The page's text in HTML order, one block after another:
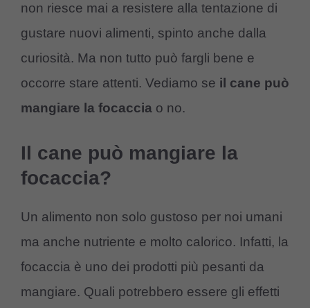
non riesce mai a resistere alla tentazione di
gustare nuovi alimenti, spinto anche dalla
curiosità. Ma non tutto può fargli bene e
occorre stare attenti. Vediamo se il cane può
mangiare la focaccia o no.
Il cane può mangiare la
focaccia?
Un alimento non solo gustoso per noi umani
ma anche nutriente e molto calorico. Infatti, la
focaccia è uno dei prodotti più pesanti da
mangiare. Quali potrebbero essere gli effetti